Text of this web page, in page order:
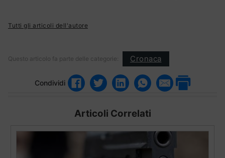
Tutti gli articoli dell'autore
Questo articolo fa parte delle categorie: Cronaca
Condividi
Articoli Correlati